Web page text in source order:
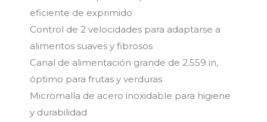
eficiente de exprimido
Control de 2 velocidades para adaptarse a
alimentos suaves y fibrosos
Canal de alimentación grande de 2.559 in,
óptimo para frutas y verduras
Micromalla de acero inoxidable para higiene
y durabilidad